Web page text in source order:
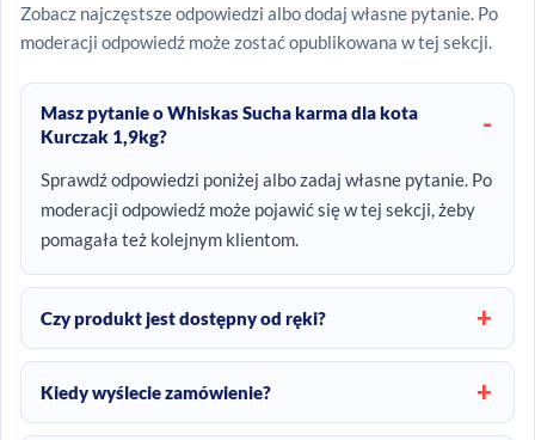
Zobacz najczęstsze odpowiedzi albo dodaj własne pytanie. Po
moderacji odpowiedź może zostać opublikowana w tej sekcji.
Masz pytanie o Whiskas Sucha karma dla kota
Kurczak 1,9kg?
Sprawdź odpowiedzi poniżej albo zadaj własne pytanie. Po
moderacji odpowiedź może pojawić się w tej sekcji, żeby
pomagała też kolejnym klientom.
Czy produkt jest dostępny od ręki?
Kiedy wyślecie zamówienie?